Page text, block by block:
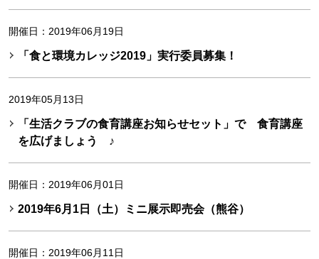
開催日：2019年06月19日
「食と環境カレッジ2019」実行委員募集！
2019年05月13日
「生活クラブの食育講座お知らせセット」で 食育講座
を広げましょう ♪
開催日：2019年06月01日
2019年6月1日（土）ミニ展示即売会（熊谷）
開催日：2019年06月11日